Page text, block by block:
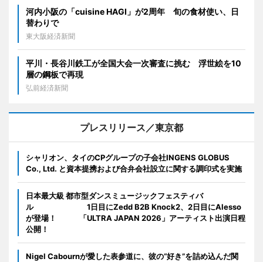
河内小阪の「cuisine HAGI」が2周年 旬の食材使い、日
替わりで
東大阪経済新聞
平川・長谷川鉄工が全国大会一次審査に挑む 浮世絵を10
層の鋼板で再現
弘前経済新聞
プレスリリース／東京都
シャリオン、タイのCPグループの子会社INGENS GLOBUS
Co., Ltd. と資本提携および合弁会社設立に関する調印式を実施
日本最大級 都市型ダンスミュージックフェスティバ
ル 1日目にZedd B2B Knock2、2日目にAlesso
が登場！ 「ULTRA JAPAN 2026」アーティスト出演日程
公開！
Nigel Cabournが愛した表参道に、彼の“好き”を詰め込んだ関